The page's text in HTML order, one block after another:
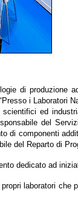
di produzione
i Laboratori
ed
del
di componenti
del Reparto di
dedicato ad
laboratori